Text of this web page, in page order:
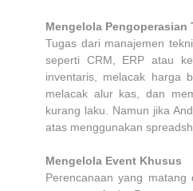
Mengelola Pengoperasian
Tugas dari manajemen
seperti CRM, ERP atau
inventaris, melacak harga
melacak alur kas, dan
kurang laku. Namun jika
atas menggunakan
Mengelola Event Khusus
Perencanaan yang